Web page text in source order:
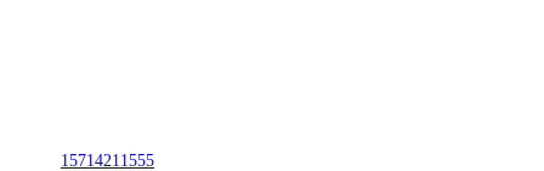
15714211555